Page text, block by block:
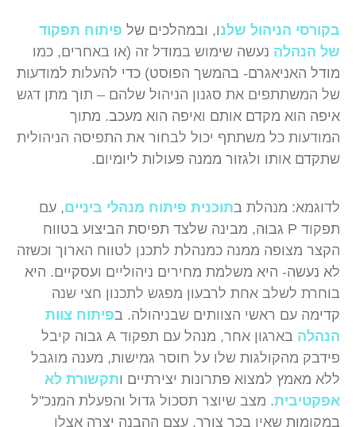
בקורסי הניהול שלנו, ובמהלכים של פיתוח תפקוד
של הנהלה נעשה שימוש במודל זה (או באחרים, כמו
מודל האניאגרם- בהמשך הפוסט) כדי להעלות למודעות
של המשתתפים את סגנון הניהול שלהם – תוך מתן דגש
איפה הוא מקדם אותם ואיפה הוא מעכב. מתוך
המודעות כל משתתף יכול לבחור את התפיסה הניהולית
שתקדם אותו ולגזור ממנה פעולות ליומיום.
לדוגמא: מנהלת בתוכנית פיתוח מנהלי ביניים, עם
תפקוד P גבוה, מבינה שלצד תפיסת הביצוע בטווח
הקצר מצופה ממנה כמנהלת לתכנן לטווח הארוך וכשזה
לא נעשה- היא משלמת מחירים ניהוליים ועסקיים. היא
בוחרת לשלב אחת לרבעון מפגש לתכנון חצי שנה
קדימה עם ראשי הצוותים שבניהולה. בפיתוח צוות
הנהלה
בארגון אחר, מנהל עם תפקוד A גבוה קיבל
פידבק מהקולגות שלו על חוסר גמישות, מענה מוגבל
ללא מאמץ למצוא פתרונות יצירתיים ותקשורת לא
אפקטיבית. מצב שיוצר תסכול גדול והפעלת המנכ"ל
במקומות שאין בכך צורך. עצם ההבנה יצרה אצלו